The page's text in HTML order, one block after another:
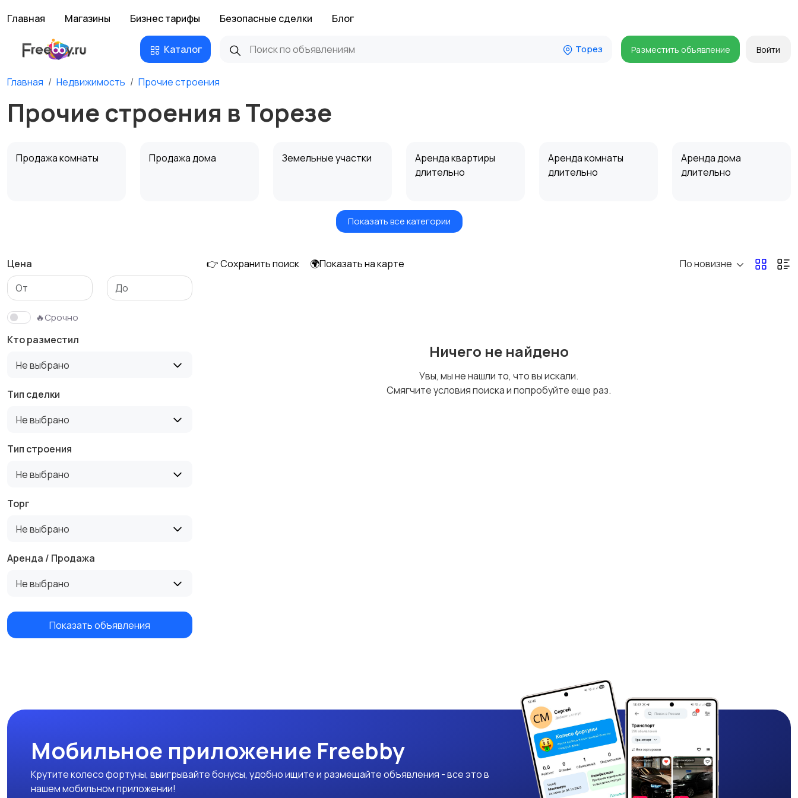
Главная Магазины Бизнес тарифы Безопасные сделки Блог
Каталог Торез Разместить объявление Войти
Главная Недвижимость Прочие строения
Прочие строения в Торезе
Продажа комнаты Продажа дома Земельные участки
Аренда квартиры
длительно
Аренда комнаты
длительно
Аренда дома
длительно
Аренда дома
Коммерческая
Гаражи и
машиноместа
Показать все категории
Цена
🔥Срочно
Кто разместил
Не выбрано
Тип сделки
Не выбрано
Тип строения
Не выбрано
Торг
Не выбрано
Аренда / Продажа
Не выбрано
Показать объявления
👉 Сохранить поиск 🌍Показать на карте По новизне
Ничего не найдено
Увы, мы не нашли то, что вы искали.
Смягчите условия поиска и попробуйте еще раз.
Мобильное приложение Freebby
Крутите колесо фортуны, выигрывайте бонусы, удобно ищите и размещайте объявления - все это в
нашем мобильном приложении!